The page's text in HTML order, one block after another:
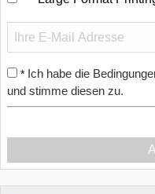
* Ich habe die
und stimme diesen zu.